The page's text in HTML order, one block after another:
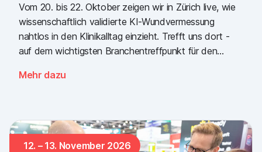
Vom 20. bis 22. Oktober zeigen wir in Zürich live, wie
wissenschaftlich validierte KI-Wundvermessung
nahtlos in den Klinikalltag einzieht. Trefft uns dort -
auf dem wichtigsten Branchentreffpunkt für den
Mehr dazu
12. – 13. November 2026